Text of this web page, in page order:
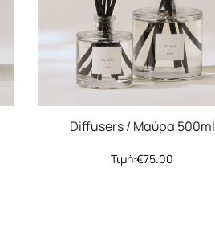
Diffusers / Μαύρα 500ml
Τιμή:€75.00